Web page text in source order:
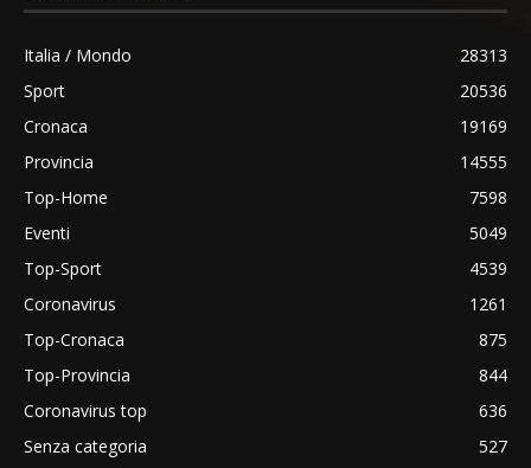
Italia / Mondo
28313
Sport
20536
Cronaca
19169
Provincia
14555
Top-Home
7598
Eventi
5049
Top-Sport
4539
Coronavirus
1261
Top-Cronaca
875
Top-Provincia
844
Coronavirus top
636
Senza categoria
527